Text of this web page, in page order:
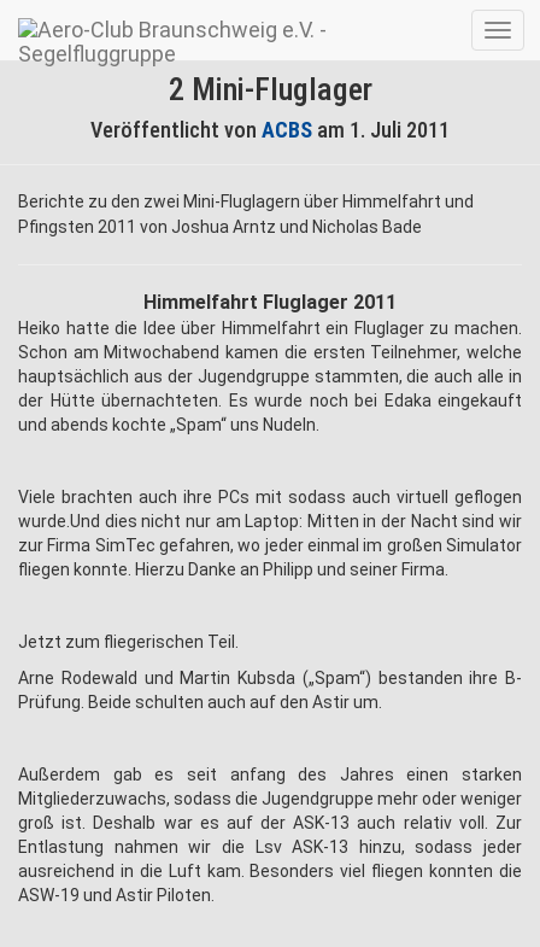
2 Mini-Fluglager
Veröffentlicht von ACBS am 1. Juli 2011
Berichte zu den zwei Mini-Fluglagern über Himmelfahrt und
Pfingsten 2011 von Joshua Arntz und Nicholas Bade
Himmelfahrt Fluglager 2011
Heiko hatte die Idee über Himmelfahrt ein Fluglager zu machen.
Schon am Mitwochabend kamen die ersten Teilnehmer, welche
hauptsächlich aus der Jugendgruppe stammten, die auch alle in
der Hütte übernachteten. Es wurde noch bei Edaka eingekauft
und abends kochte „Spam“ uns Nudeln.
Viele brachten auch ihre PCs mit sodass auch virtuell geflogen
wurde.Und dies nicht nur am Laptop: Mitten in der Nacht sind wir
zur Firma SimTec gefahren, wo jeder einmal im großen Simulator
fliegen konnte. Hierzu Danke an Philipp und seiner Firma.
Jetzt zum fliegerischen Teil.
Arne Rodewald und Martin Kubsda („Spam“) bestanden ihre B-
Prüfung. Beide schulten auch auf den Astir um.
Außerdem gab es seit anfang des Jahres einen starken
Mitgliederzuwachs, sodass die Jugendgruppe mehr oder weniger
groß ist. Deshalb war es auf der ASK-13 auch relativ voll. Zur
Entlastung nahmen wir die Lsv ASK-13 hinzu, sodass jeder
ausreichend in die Luft kam. Besonders viel fliegen konnten die
ASW-19 und Astir Piloten.